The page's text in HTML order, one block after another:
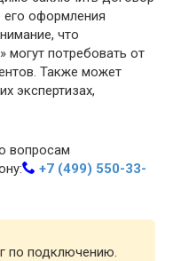
его оформления
что
могут потребовать от
Также может
экспертизах,
вопросам
+7 (499) 550-33-
по подключению.